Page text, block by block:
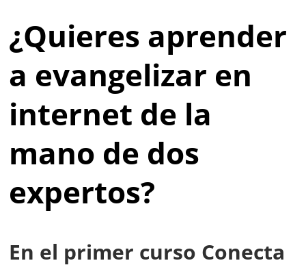
¿Quieres aprender
a evangelizar en
internet de la
mano de dos
expertos?
En el primer curso Conecta